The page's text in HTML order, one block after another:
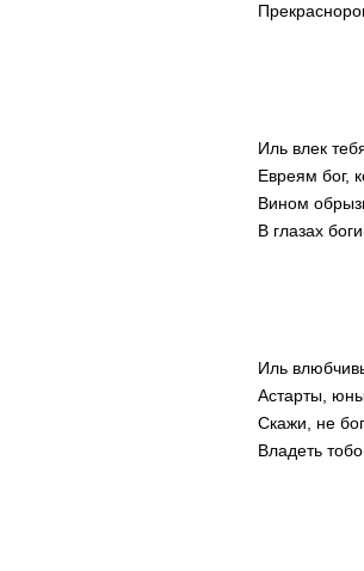
Иль влек
Евреям бог,
Вином
В глазах
Иль
Астарты,
Скажи, не
Владеть